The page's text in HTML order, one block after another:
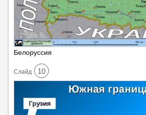
Белоруссия
Cлайд 10